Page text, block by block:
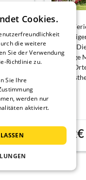
die
war gut
Dieses
Treffen,
um einige
coolen
einige
82€
Cookies.
die weitere
Sie der Verwendung
Richtlinie zu.
Sie Ihre
werden nur
aktiviert.